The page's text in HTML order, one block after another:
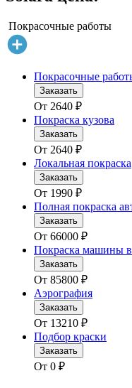
Покрасочные работы
Покрасочные
Заказать
От 2640 ₽
Покраска кузова
Заказать
От 2640 ₽
Локальная покраска
Заказать
От 1990 ₽
Полная покраска
Заказать
От 66000 ₽
Покраска машины
Заказать
От 85800 ₽
Аэрография
Заказать
От 13210 ₽
Подбор краски
Заказать
От 0 ₽